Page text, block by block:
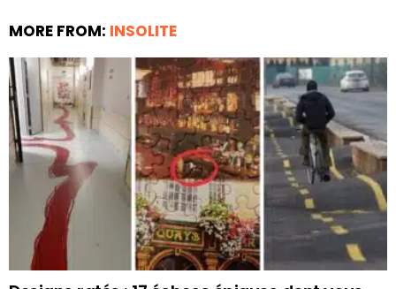
MORE FROM: INSOLITE